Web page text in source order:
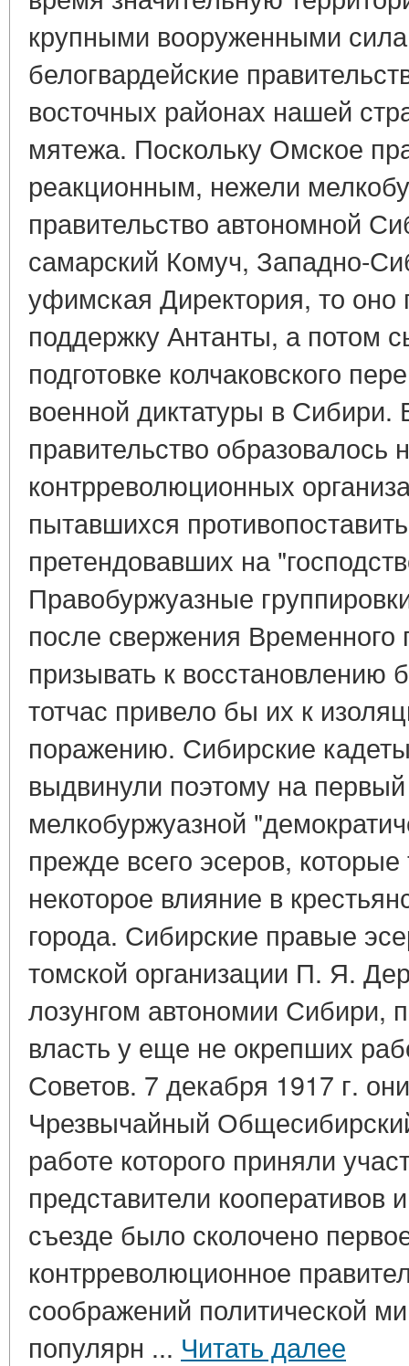
крупными вооруженными
белогвардейские
восточных районах нашей
мятежа. Поскольку Омское
реакционным, нежели
правительство автономной
самарский Комуч, Западно-
уфимская Директория, то оно
поддержку Антанты, а потом
подготовке колчаковского
военной диктатуры в
правительство образовалось
контрреволюционных
пытавшихся
претендовавших на
Правобуржуазные
после свержения Временного
призывать к восстановлению
тотчас привело бы их к
поражению. Сибирские
выдвинули поэтому на
мелкобуржуазной
прежде всего эсеров,
некоторое влияние в
города. Сибирские правые
томской организации П. Я.
лозунгом автономии Сибири,
власть у еще не окрепших
Советов. 7 декабря 1917 г.
Чрезвычайный
работе которого приняли
представители кооперативов
съезде было сколочено
контрреволюционное
соображений политической
популярн ... Читать далее